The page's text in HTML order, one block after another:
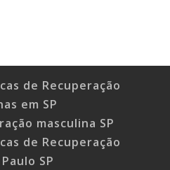
de Recuperação
em SP
masculina SP
de Recuperação
SP